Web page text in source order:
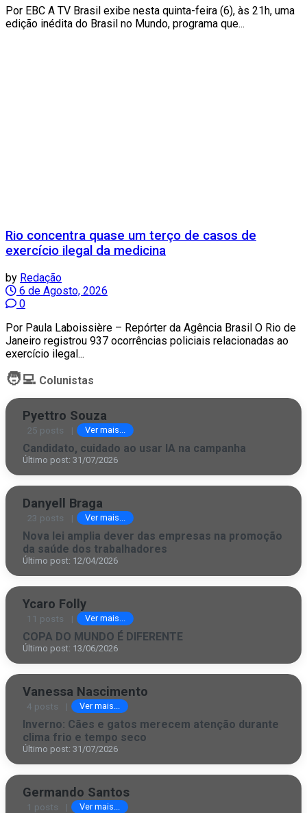
Por EBC A TV Brasil exibe nesta quinta-feira (6), às 21h, uma
edição inédita do Brasil no Mundo, programa que...
Rio concentra quase um terço de casos de
exercício ilegal da medicina
by Redação
6 de Agosto, 2026
0
Por Paula Laboissière – Repórter da Agência Brasil O Rio de
Janeiro registrou 937 ocorrências policiais relacionadas ao
exercício ilegal...
🧑‍💻 Colunistas
Pyettro Souza
25 posts | Ver mais...
Candidato, cuidado ao usar IA na campanha
Último post: 31/07/2026
Danyell Braga
23 posts | Ver mais...
Nova lei amplia dever das empresas na promoção
da saúde dos trabalhadores
Último post: 12/04/2026
Ycaro Folly
11 posts | Ver mais...
COPA DO MUNDO É DIFERENTE
Último post: 13/06/2026
Vanessa Nascimento
4 posts | Ver mais...
Inverno: Cães e gatos merecem atenção durante
clima frio e tempo seco
Último post: 31/07/2026
Germando Santos
1 posts | Ver mais...